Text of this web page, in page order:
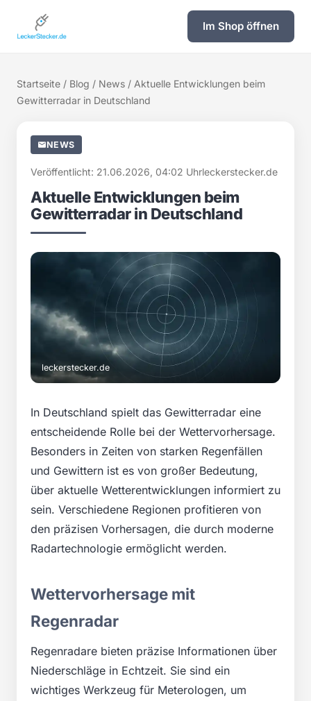
Im Shop öffnen
Startseite / Blog / News / Aktuelle Entwicklungen beim
Gewitterradar in Deutschland
NEWS
Veröffentlicht: 21.06.2026, 04:02 Uhrleckerstecker.de
Aktuelle Entwicklungen beim
Gewitterradar in Deutschland
leckerstecker.de
In Deutschland spielt das Gewitterradar eine
entscheidende Rolle bei der Wettervorhersage.
Besonders in Zeiten von starken Regenfällen
und Gewittern ist es von großer Bedeutung,
über aktuelle Wetterentwicklungen informiert zu
sein. Verschiedene Regionen profitieren von
den präzisen Vorhersagen, die durch moderne
Radartechnologie ermöglicht werden.
Wettervorhersage mit
Regenradar
Regenradare bieten präzise Informationen über
Niederschläge in Echtzeit. Sie sind ein
wichtiges Werkzeug für Meterologen, um